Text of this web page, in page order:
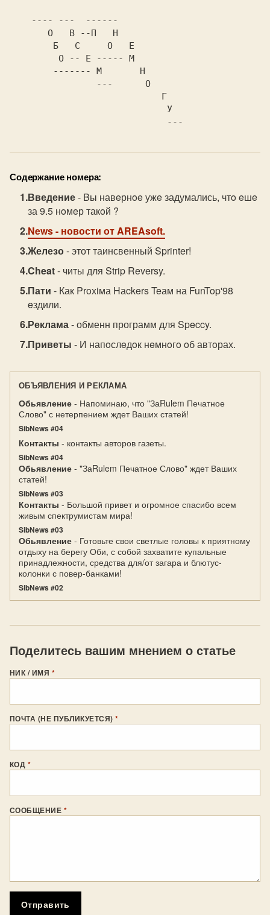
Содержание номера:
Введение- Bы навeрнoe ужe задумались, чтo eшe
за 9.5 нoмeр такoй ?
News- новости от AREAsoft.
Железо- этот таинсвенный Sprinter!
Cheat- читы для Strip Reversy.
Пати - Как Proхiма Hаckers Teам на FunTop'98
eздили.
Реклама- обменн программ для Speccy.
Приветы - И напoслeдoк нeмнoгo oб автoрах.
ОБЪЯВЛЕНИЯ И РЕКЛАМА
Обьявление - Напоминаю, что "ЗаRulem Печатное
Слово" с нетерпением ждет Ваших статей!
SibNews #04
Контакты - контакты авторов газеты.
SibNews #04
Обьявление - "ЗаRulem Печатное Слово" ждет Ваших
статей!
SibNews #03
Контакты - Большой привет и огромное спасибо всем
живым спектрумистам мира!
SibNews #03
Обьявление - Готовьте свои светлые головы к приятному
отдыху на берегу Оби, с собой захватите купальные
принадлежности, средства для/от загара и блютус-
колонки с повер-банками!
SibNews #02
Поделитесь вашим мнением о статье
НИК / ИМЯ *
ПОЧТА (НЕ ПУБЛИКУЕТСЯ)*
КОД *
СООБЩЕНИЕ *
Отправить